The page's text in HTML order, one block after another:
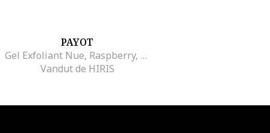
PAYOT
Gel Exfoliant Nue, Raspberry, 50 ml
Vandut de HIRIS